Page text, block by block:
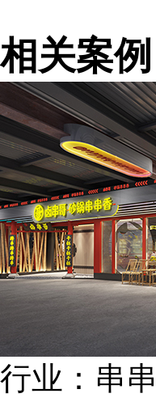
相关案例
行业： 串